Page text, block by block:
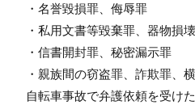
・名誉毀損罪、侮辱罪
・私用文書等毀棄罪、器物損
・信書開封罪、秘密漏示罪
・親族間の窃盗罪、詐欺罪、
自転車事故で弁護依頼を受け